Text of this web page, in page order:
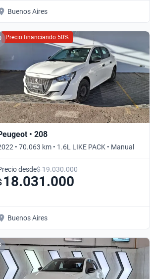
Buenos Aires
Precio financiando 50%
• 208
• 70.063 km • 1.6L LIKE PACK • Manual
desde$ 19.030.000
18.031.000
Buenos Aires